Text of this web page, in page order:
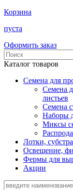
Корзина
пуста
Оформить заказ
Каталог товаров
Семена для
Семена
листьев
Семена
Наборы
Миксы
Лотки,
Освещение,
Фермы для
Акции